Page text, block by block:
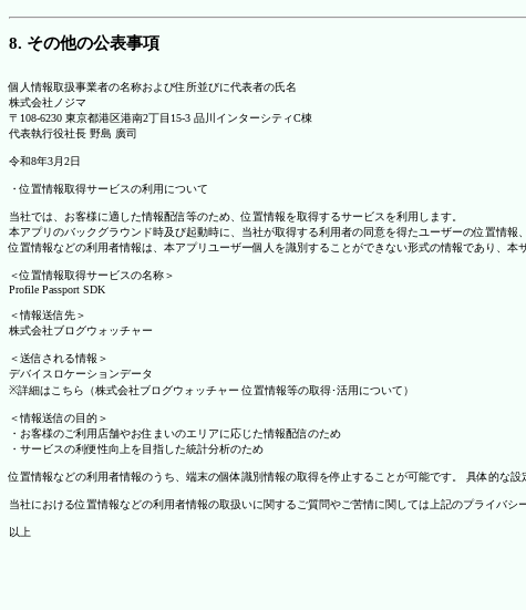
8. その他の公表事項
個人情報取扱事業者の名称および住所並びに代表者の氏名
株式会社ノジマ
〒108-6230 東京都港区港南2丁目15-3 品川インターシティC棟
代表執行役社長 野島 廣司
令和8年3月2日
・位置情報取得サービスの利用について
当社では、お客様に適した情報配信等のため、位置情報を取得するサービスを利用します。
本アプリのバックグラウンド時及び起動時に、当社が取得する利用者の同意を得たユーザーの位置情
位置情報などの利用者情報は、本アプリユーザー個人を識別することができない形式の情報であり、
＜位置情報取得サービスの名称＞
Profile Passport SDK
＜情報送信先＞
株式会社ブログウォッチャー
＜送信される情報＞
デバイスロケーションデータ
※詳細はこちら（株式会社ブログウォッチャー 位置情報等の取得･活用について）
＜情報送信の目的＞
・お客様のご利用店舗やお住まいのエリアに応じた情報配信のため
・サービスの利便性向上を目指した統計分析のため
位置情報などの利用者情報のうち、端末の個体識別情報の取得を停止することが可能です。 具体的な
当社における位置情報などの利用者情報の取扱いに関するご質問やご苦情に関しては上記のプライバシ
以上